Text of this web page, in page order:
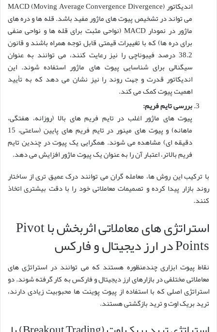
اندیکاتور MACD (Moving Average Convergence Divergence)
می تواند در تشخیص پیوت های ماژور مفید باشد. قله ها و دره های
ماژور در نمودار MACD (نواحی مثبت برای قله ها و نواحی منفی
برای دره ها) که با تغییرات قیمتی قابل توجه همراه باشند و قانون
38.2 درصد فیبوناچی را نیز رعایت کنند، می توانند به عنوان
سیگنالی برای شناسایی پیوت های ماژور استفاده شوند. این
اندیکاتور قدرت و جهت روند را نیز نشان می دهد که به تأیید
اهمیت پیوت کمک می کند.
بررسی تایم فریم:
پیوت های ماژور اغلب در تایم فریم های بالا (روزانه، هفتگی،
ماهانه) و پیوت های مینور در تایم فریم های پایین (ساعتی، 15
دقیقه ای) مشاهده می شوند. همگرایی یک پیوت در چندین تایم
فریم بالاتر، اعتبار آن را به عنوان یک پیوت ماژور افزایش می دهد.
با ترکیب این روش ها، معامله گران می توانند درک عمیق تری از ساختار
روند بازار پیدا کرده و تصمیمات معاملاتی خود را با دقت بیشتری اتخاذ
کنند.
استراتژی های معاملاتی اثربخش با Pivot
Points در ارز دیجیتال و فارکس
نقاط پیوت ابزاری چندمنظوره هستند که می توانند در استراتژی های
معاملاتی مختلفی در بازارهای ارز دیجیتال و فارکس به کار گرفته شوند. دو
استراتژی اصلی که با استفاده از پیوت پوینت ها محبوبیت زیادی دارند،
ترید بریک اوت و ترید بازگشتی هستند.